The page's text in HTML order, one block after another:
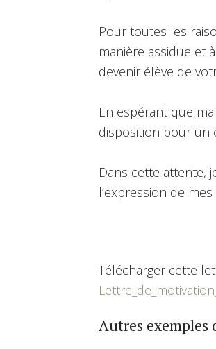
Pour toutes les
manière assidue et
devenir élève de
En espérant que
disposition pour un
Dans cette attente,
l’expression de
Télécharger cette
Autres exemples